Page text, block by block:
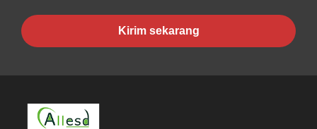
Kirim sekarang